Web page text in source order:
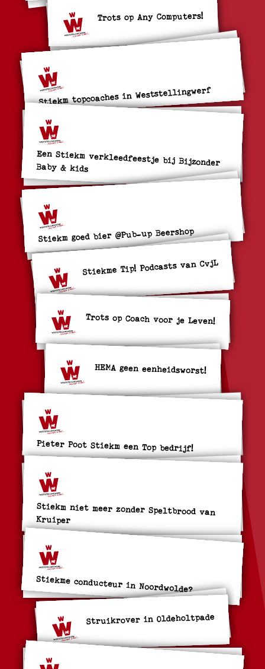
Trots op Any Computers!
Stiekm topcoaches in Weststellingwerf
Een Stiekm verkleedfeestje bij Bijzonder
Baby & kids
Stiekm goed bier @Pub-up Beershop
Stiekme Tip! Podcasts van CvjL
Trots op Coach voor je Leven!
HEMA geen eenheidsworst!
Pieter Poot Stiekm een Top bedrijf!
Stiekm niet meer zonder Speltbrood van
Kruiper
Stiekme conducteur in Noordwolde?
Struikrover in Oldeholtpade